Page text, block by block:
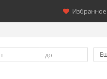
Избранное